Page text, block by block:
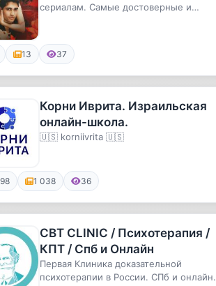
сериалам. Самые достоверные и
13 37
Корни Иврита. Израильская
онлайн-школа.
🇺🇸 korniivrita 🇺🇸
1 038 36
CBT CLINIC / Психотерапия /
КПТ / Спб и Онлайн
Первая Клиника доказательной
психотерапии в России. СПб и онлайн.